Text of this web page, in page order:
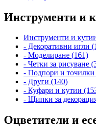
Инструменти и
Инструменти и
- Декоративни игли
- Моделиране (161)
- Четки за рисуване
- Подпори и точилки
- Други (140)
- Куфари и кутии
- Щипки за
Оцветители и